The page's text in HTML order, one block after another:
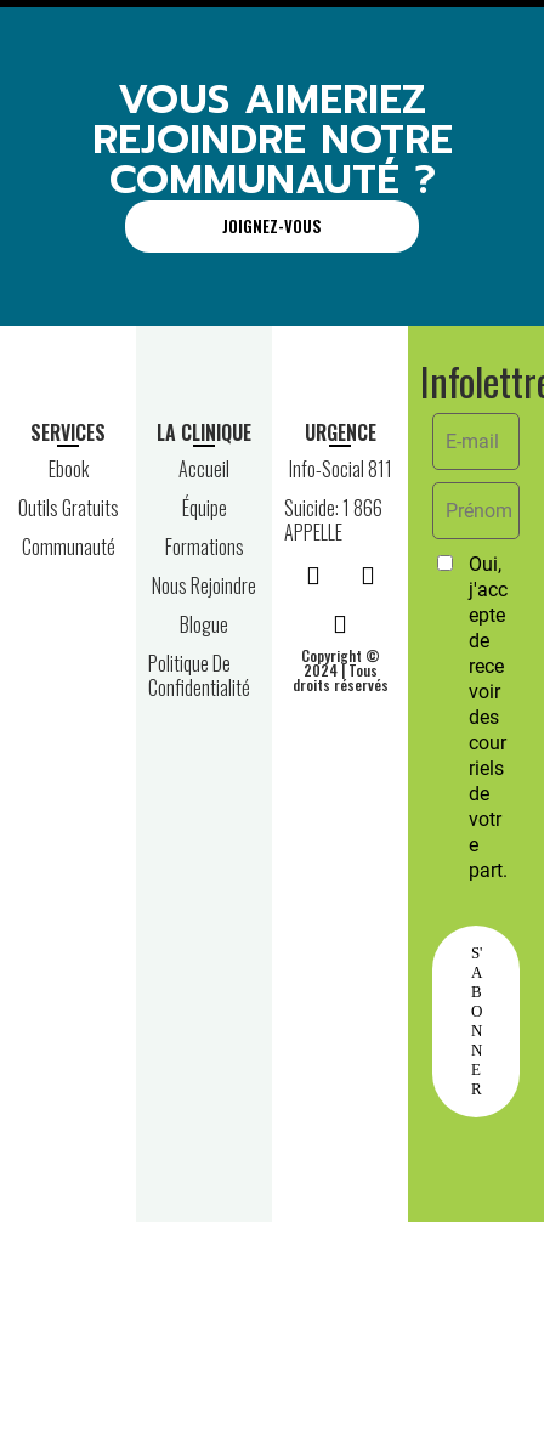
VOUS AIMERIEZ
REJOINDRE NOTRE
COMMUNAUTÉ ?
JOIGNEZ-VOUS
SERVICES
Ebook
Outils Gratuits
Communauté
LA CLINIQUE
Accueil
Équipe
Formations
Nous Rejoindre
Blogue
Politique De
Confidentialité
URGENCE
Info-Social 811
Suicide: 1 866
APPELLE
Copyright ©
2024 | Tous
droits réservés